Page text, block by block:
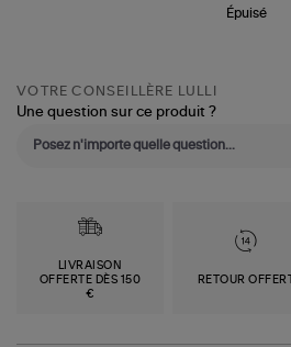
Épuisé
VOTRE CONSEILLÈRE LULLI
Une question sur ce produit ?
LIVRAISON
OFFERTE DÈS 150
€
RETOUR OFFERT